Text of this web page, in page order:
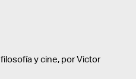
y cine, por Victor